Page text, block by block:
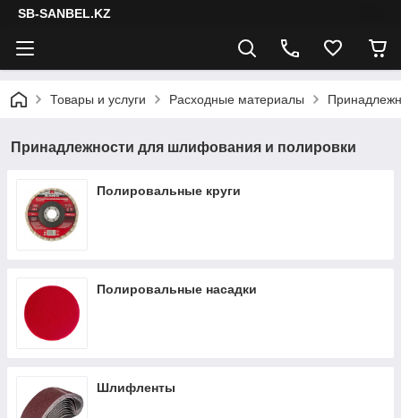
SB-SANBEL.KZ
Товары и услуги Расходные материалы
Принадлежности для шлифования и полировки
Полировальные круги
Полировальные насадки
Шлифленты